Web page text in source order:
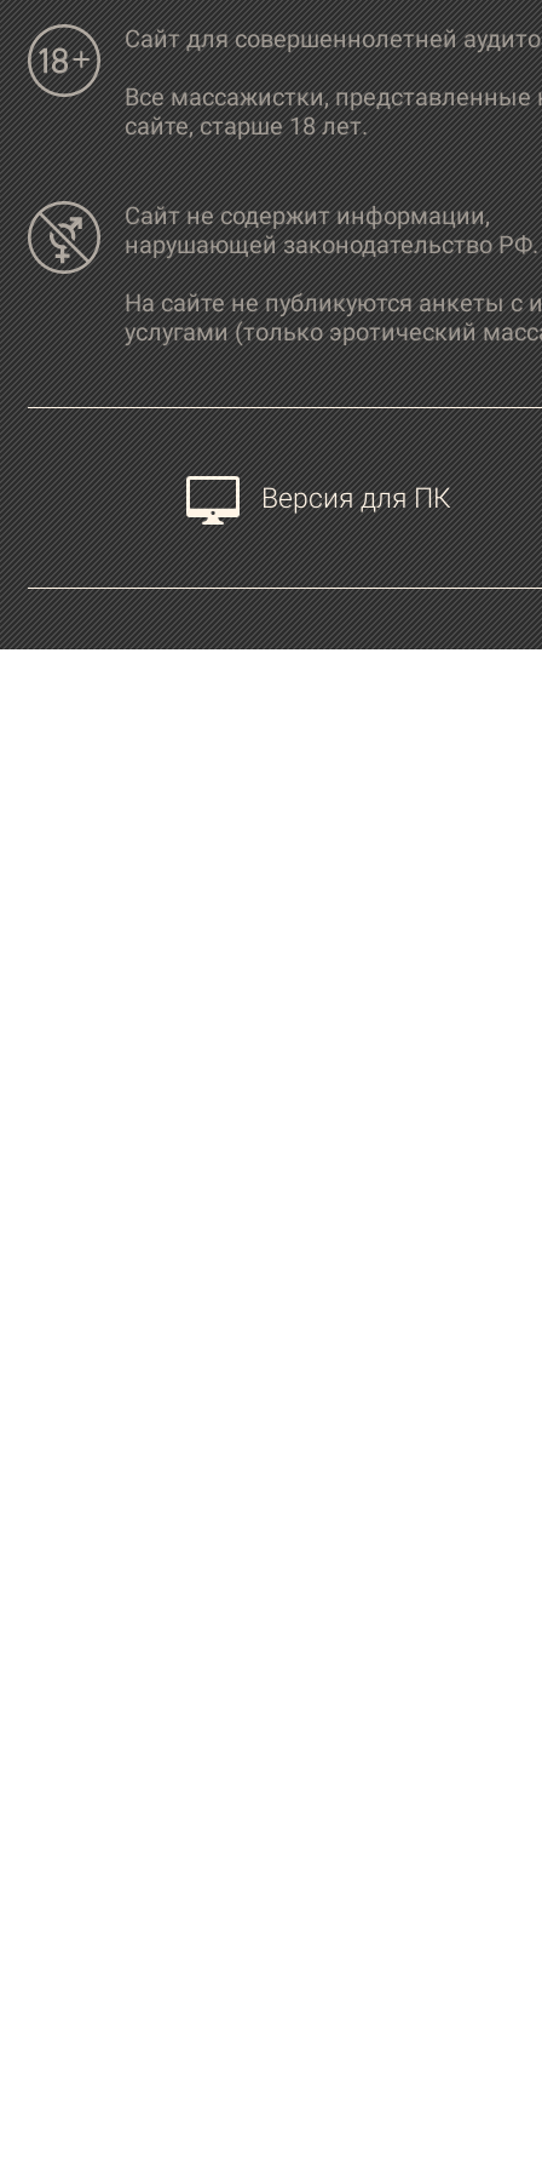
Сайт для совершеннолетней
Все массажистки, представленные
сайте, старше 18 лет.
Сайт не содержит информации,
нарушающей законодательство РФ.
На сайте не публикуются анкеты с
услугами (только эротический
Версия для ПК